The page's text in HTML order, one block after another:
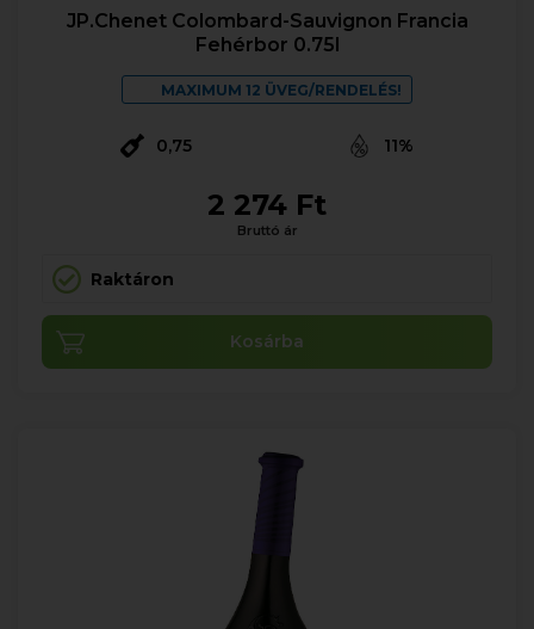
JP.Chenet Colombard-Sauvignon Francia
Fehérbor 0.75l
MAXIMUM 12 ÜVEG/RENDELÉS!
0,75 11%
2 274 Ft
Bruttó ár
Raktáron
Kosárba